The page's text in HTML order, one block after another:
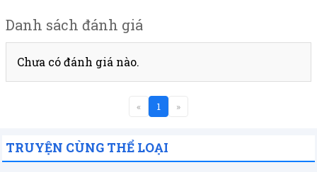
Danh sách đánh giá
Chưa có đánh giá nào.
« 1 »
TRUYỆN CÙNG THỂ LOẠI